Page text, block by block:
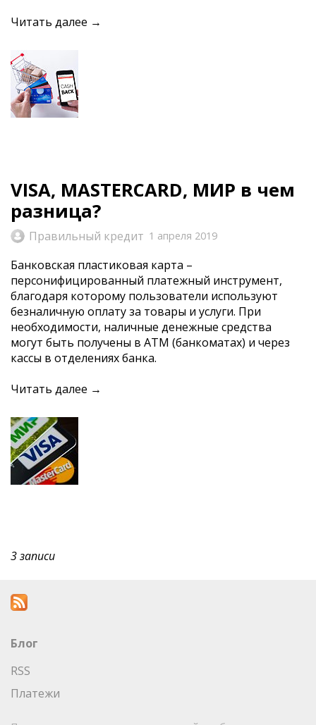
Читать далее →
VISA, MASTERCARD, МИР в чем
разница?
Правильный кредит 1 апреля 2019
Банковская пластиковая карта –
персонифицированный платежный инструмент,
благодаря которому пользователи используют
безналичную оплату за товары и услуги. При
необходимости, наличные денежные средства
могут быть получены в АТМ (банкоматах) и через
кассы в отделениях банка.
Читать далее →
3 записи
Блог
RSS
Платежи